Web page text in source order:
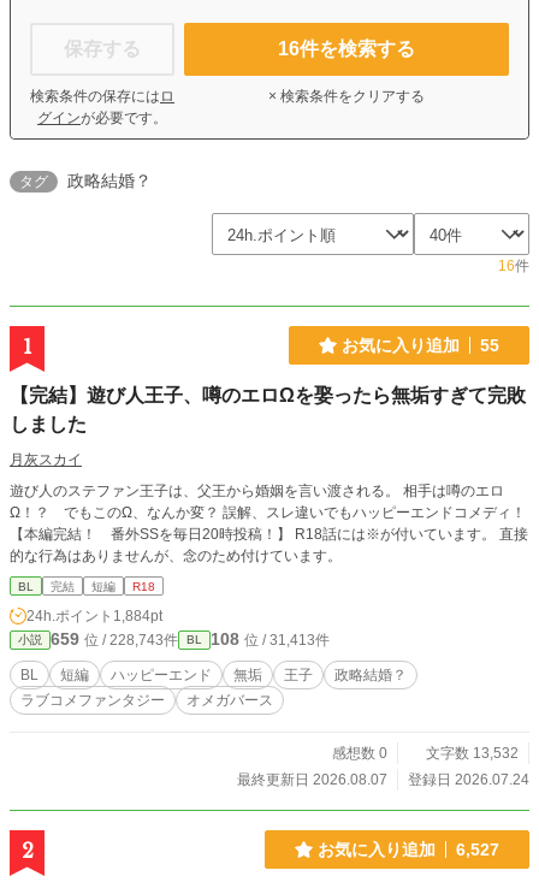
保存する
検索条件の保存には ロ
グインが必要です。
16件を検索する
× 検索条件をクリアする
タグ 政略結婚？
16件
1 お気に入り追加 55
【完結】遊び人王子、噂のエロΩを娶ったら無垢すぎて完敗
しました
月灰スカイ
遊び人のステファン王子は、父王から婚姻を言い渡される。 相手は噂のエロ
Ω！？ でもこのΩ、なんか変？ 誤解、スレ違いでもハッピーエンドコメディ！
【本編完結！ 番外SSを毎日20時投稿！】 R18話には※が付いています。 直接
的な行為はありませんが、念のため付けています。
BL 完結 短編 R18
24h.ポイント 1,884pt
小説 659 位 / 228,743件 BL 108 位 / 31,413件
BL 短編 ハッピーエンド 無垢 王子
政略結婚？
ラブコメファンタジー
オメガバース
感想数 0
文字数 13,532
最終更新日 2026.08.07
登録日 2026.07.24
2 お気に入り追加 6,527